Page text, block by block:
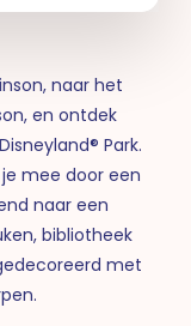
naar het
en ontdek
Park.
mee door een
naar een
bibliotheek
met